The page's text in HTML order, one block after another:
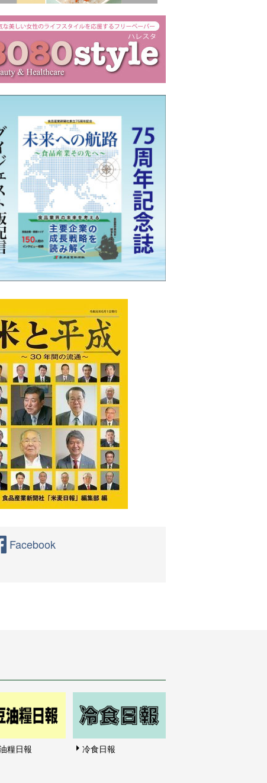
Facebook
糧日報 冷食日報